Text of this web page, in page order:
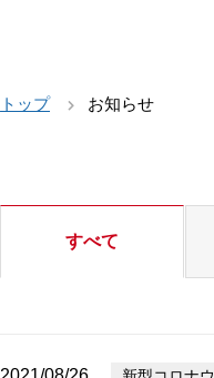
トップ お知らせ
すべて